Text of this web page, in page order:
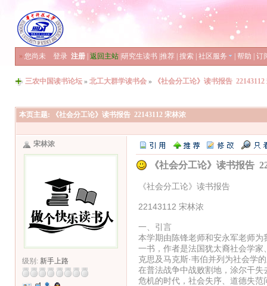
» 您尚未 登录 注册 返回主站 研究生读书 推荐 搜索 社区服务 帮助 订
三农中国读书论坛 » 北工大群学读书会 » 《社会分工论》读书报告
本页主题: 《社会分工论》读书报告 22143112 宋林浓
宋林浓
级别: 新手上路
《社会分工论》读书报告
《社会分工论》读书报告
22143112 宋林浓
一、引言
本学期由陈锋老师和安永军老师
一书，作者是法国犹太裔社会学
克思及马克斯·韦伯并列为社会学
在普法战争中战败割地，涂尔干
危机的时代，社会失序、道德失